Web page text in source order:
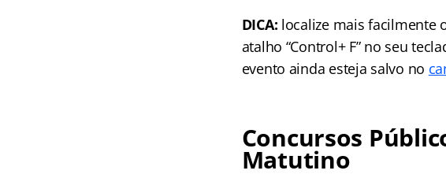
DICA: localize mais facilmente
atalho “Control+ F” no seu
evento ainda esteja salvo no
Concursos
Matutino